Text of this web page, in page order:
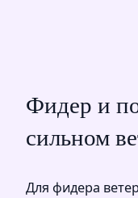
Фидер и
сильном
Для фидера